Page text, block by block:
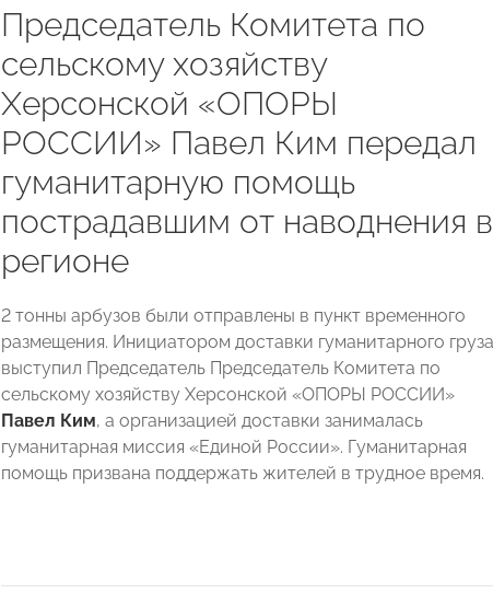
Председатель Комитета по
сельскому хозяйству
Херсонской «ОПОРЫ
РОССИИ» Павел Ким передал
гуманитарную помощь
пострадавшим от наводнения в
регионе
2 тонны арбузов были отправлены в пункт временного
размещения. Инициатором доставки гуманитарного груза
выступил Председатель Председатель Комитета по
сельскому хозяйству Херсонской «ОПОРЫ РОССИИ»
Павел Ким, а организацией доставки занималась
гуманитарная миссия «Единой России». Гуманитарная
помощь призвана поддержать жителей в трудное время.